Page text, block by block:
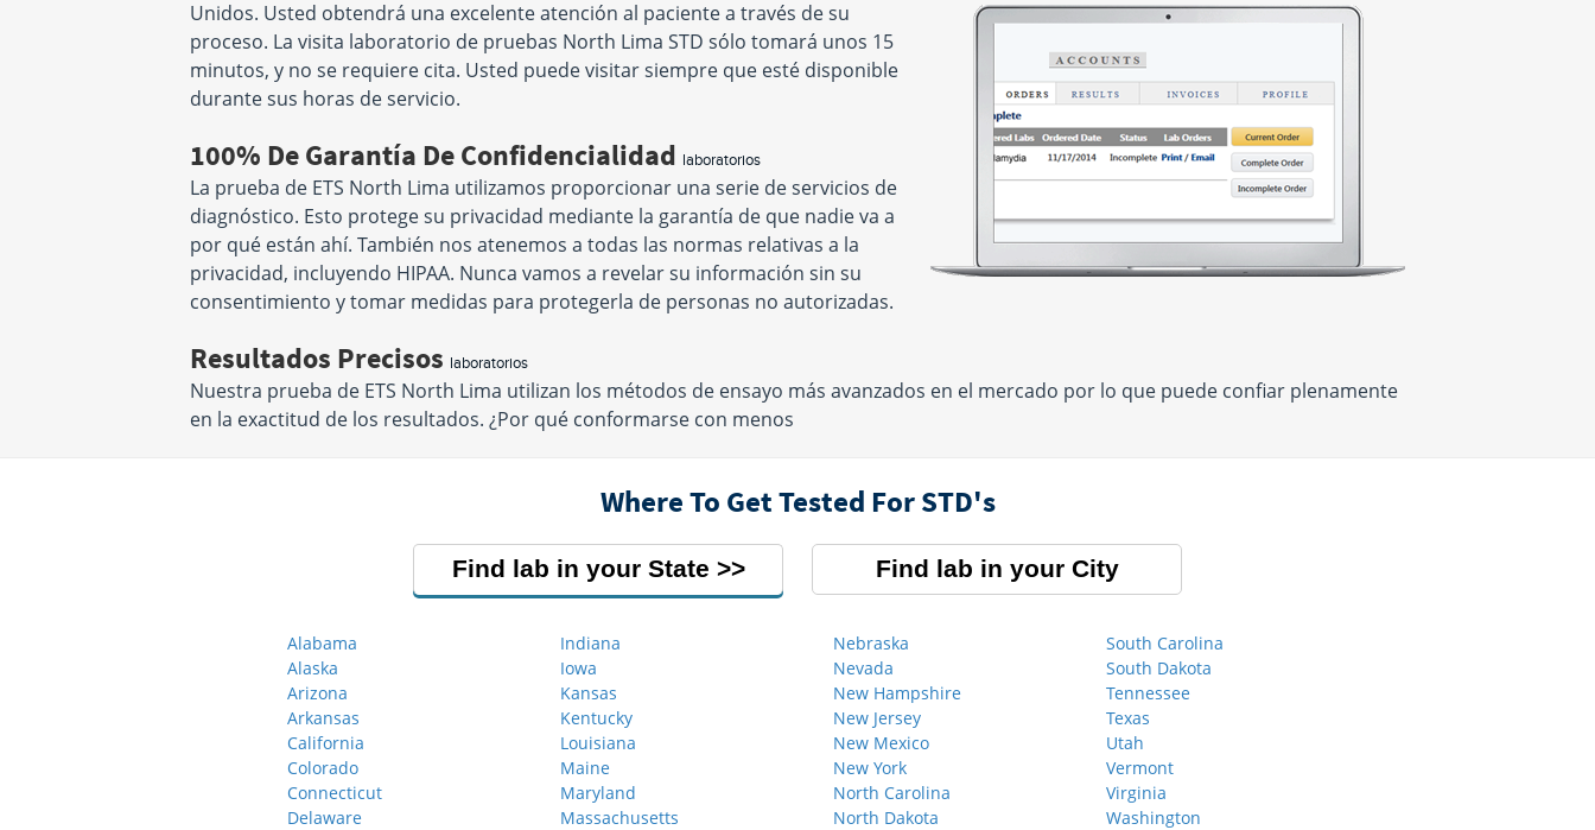
Unidos. Usted obtendrá una excelente atención al paciente a través de su
proceso. La visita laboratorio de pruebas North Lima STD sólo tomará unos 15
minutos, y no se requiere cita. Usted puede visitar siempre que esté disponible
durante sus horas de servicio.
100% De Garantía De Confidencialidad laboratorios
La prueba de ETS North Lima utilizamos proporcionar una serie de servicios de
diagnóstico. Esto protege su privacidad mediante la garantía de que nadie va a
por qué están ahí. También nos atenemos a todas las normas relativas a la
privacidad, incluyendo HIPAA. Nunca vamos a revelar su información sin su
consentimiento y tomar medidas para protegerla de personas no autorizadas.
Resultados Precisos laboratorios
Nuestra prueba de ETS North Lima utilizan los métodos de ensayo más avanzados en el mercado por lo que puede confiar plenamente
en la exactitud de los resultados. ¿Por qué conformarse con menos
Where To Get Tested For STD's
Find lab in your State Find lab in your City
Alabama
Alaska
Arizona
Arkansas
California
Colorado
Connecticut
Delaware
Indiana
Iowa
Kansas
Kentucky
Louisiana
Maine
Maryland
Massachusetts
Nebraska
Nevada
New Hampshire
New Jersey
New Mexico
New York
North Carolina
North Dakota
South Carolina
South Dakota
Tennessee
Texas
Utah
Vermont
Virginia
Washington